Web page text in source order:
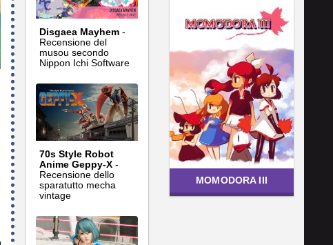
Disgaea Mayhem -
Recensione del
musou secondo
Nippon Ichi Software
70s Style Robot
Anime Geppy-X -
Recensione dello
sparatutto mecha
vintage
MOMODORA III